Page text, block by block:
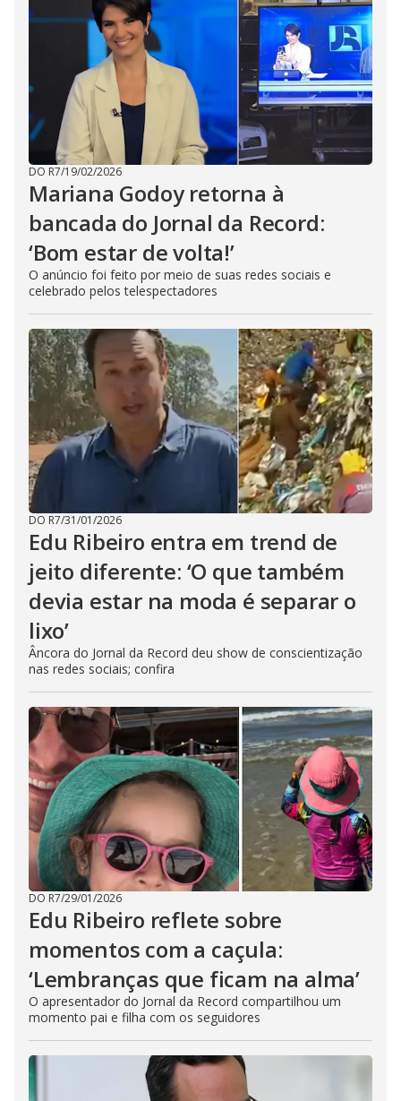
DO R7/19/02/2026
Mariana Godoy retorna à
bancada do Jornal da Record:
‘Bom estar de volta!’
O anúncio foi feito por meio de suas redes sociais e
celebrado pelos telespectadores
DO R7/31/01/2026
Edu Ribeiro entra em trend de
jeito diferente: ‘O que também
devia estar na moda é separar o
lixo’
Âncora do Jornal da Record deu show de conscientização
nas redes sociais; confira
DO R7/29/01/2026
Edu Ribeiro reflete sobre
momentos com a caçula:
‘Lembranças que ficam na alma’
O apresentador do Jornal da Record compartilhou um
momento pai e filha com os seguidores